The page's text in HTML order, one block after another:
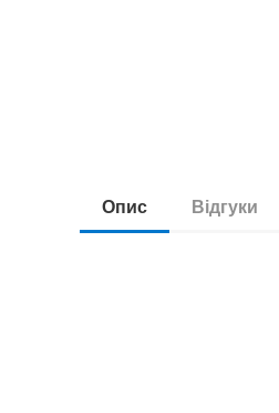
Опис Відгуки